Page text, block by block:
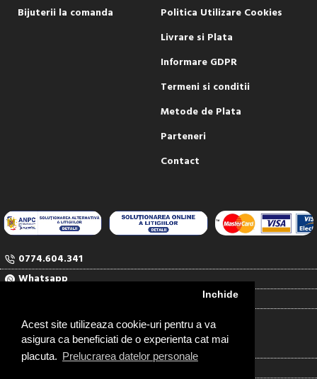
Acest site utilizeaza cookie-uri pentru a va
asigura ca beneficiati de o experienta cat mai
placuta. Prelucrarea datelor personale
Inchide
Bijuterii la comanda
Politica Utilizare Cookies
Livrare si Plata
Informare GDPR
Termeni si conditii
Metode de Plata
Parteneri
Contact
0774.604.341
Whatsapp
Contact
RUBINUL SERV COM SRL